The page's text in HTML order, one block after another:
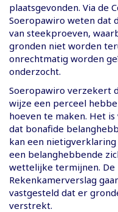
plaatsgevonden. Via de
Soeropawiro weten dat
van steekproeven,
gronden niet worden
onrechtmatig worden
onderzocht.
Soeropawiro verzekert
wijze een perceel
hoeven te maken. Het
dat bonafide
kan een
een belanghebbende
wettelijke termijnen. De
Rekenkamerverslag
vastgesteld dat er
verstrekt.